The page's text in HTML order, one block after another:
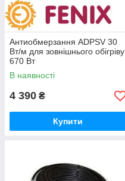
Антиобмерзання ADPSV 30
Вт/м для зовнішнього обігріву
670 Вт
В наявності
4 390 ₴
Купити